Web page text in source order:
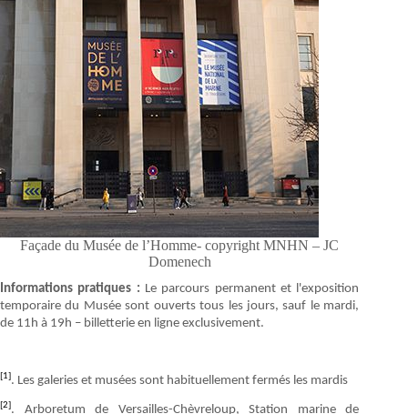
Façade du Musée de l’Homme- copyright MNHN – JC
Domenech
Informations pratiques : Le parcours permanent et l'exposition
temporaire du Musée sont ouverts tous les jours, sauf le mardi,
de 11h à 19h – billetterie en ligne exclusivement.
[1]. Les galeries et musées sont habituellement fermés les mardis
[2]. Arboretum de Versailles-Chèvreloup, Station marine de